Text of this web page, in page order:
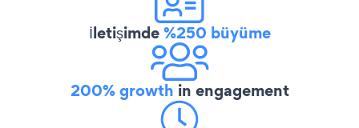
İletişimde%250 büyüme
200% growth in engagement